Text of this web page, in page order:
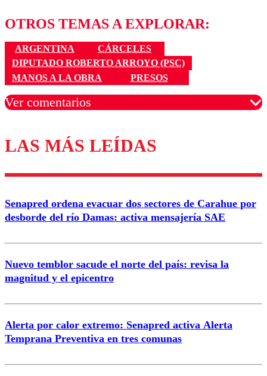
OTROS TEMAS A EXPLORAR:
ARGENTINA
CÁRCELES
DIPUTADO ROBERTO ARROYO (PSC)
MANOS A LA OBRA
PRESOS
Ver comentarios
Los comentarios son moderados para garantizar un
diálogo respetuoso.
Correo
LAS MÁS LEÍDAS
Senapred ordena evacuar dos sectores de Carahue por
desborde del río Damas: activa mensajería SAE
Nuevo temblor sacude el norte del país: revisa la
magnitud y el epicentro
Alerta por calor extremo: Senapred activa Alerta
Temprana Preventiva en tres comunas